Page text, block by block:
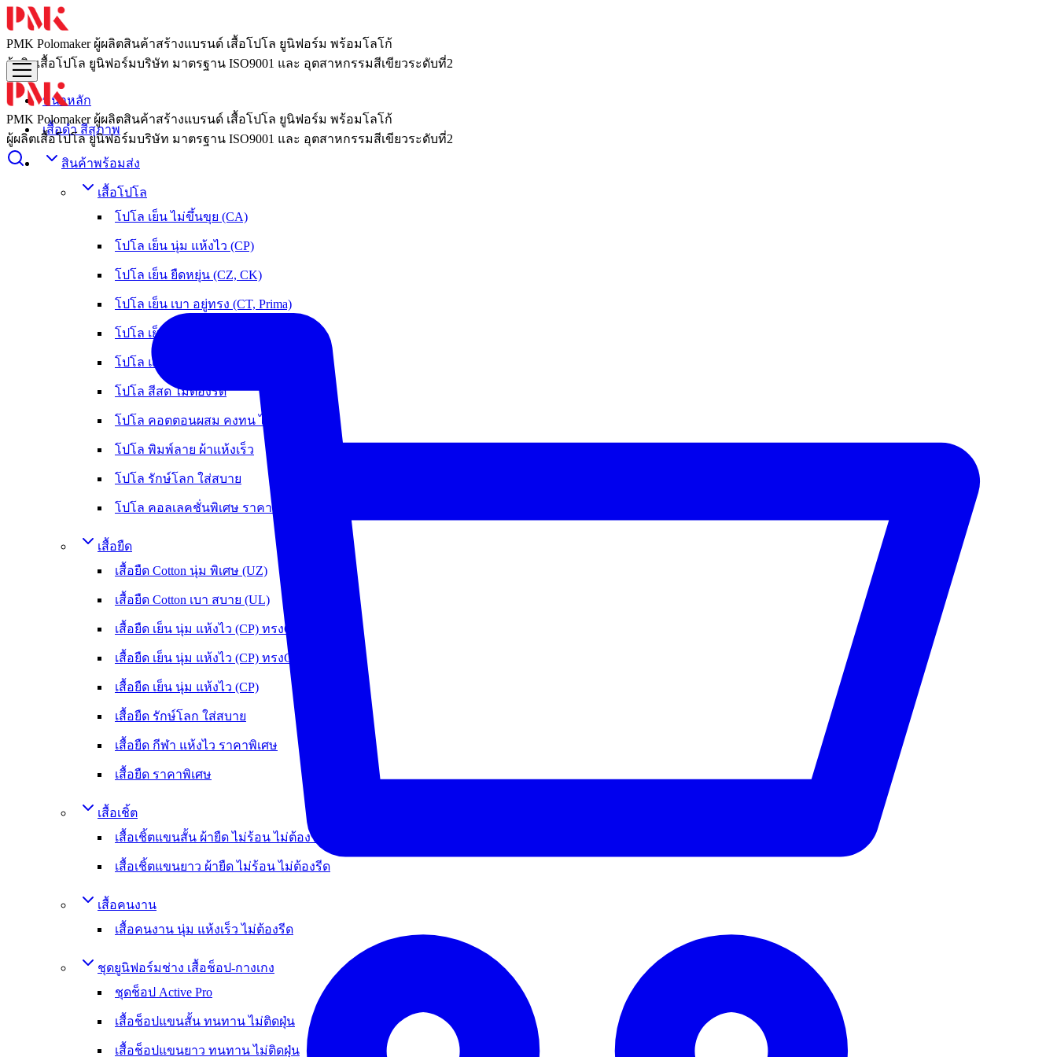
PMK Polomaker ผู้ผลิตสินค้าสร้างแบรนด์ เสื้อโปโล ยูนิฟอร์ม พร้อมโลโก้
ผู้ผลิตเสื้อโปโล ยูนิฟอร์มบริษัท มาตรฐาน ISO9001 และ อุตสาหกรรมสีเขียวระดับที่2
หน้าหลัก
เสื้อดำ สีสุภาพ
สินค้าพร้อมส่ง
เสื้อโปโล
โปโล เย็น ไม่ขึ้นขุย (CA)
โปโล เย็น นุ่ม แห้งไว (CP)
โปโล เย็น ยืดหยุ่น (CZ, CK)
โปโล เย็น เบา อยู่ทรง (CT, Prima)
โปโล เย็น หนานุ่ม ใส่สบาย (OXY)
โปโล แห้งเร็ว ลดกลิ่นอับ (Flexup)
โปโล สีสด ไม่ต้องรีด
โปโล คอตตอนผสม คงทน ไม่หดย้วย
โปโล พิมพ์ลาย ผ้าแห้งเร็ว
โปโล รักษ์โลก ใส่สบาย
โปโล คอลเลคชั่นพิเศษ ราคาพิเศษ
เสื้อยืด
เสื้อยืด Cotton นุ่ม พิเศษ (UZ)
เสื้อยืด Cotton เบา สบาย (UL)
เสื้อยืด เย็น นุ่ม แห้งไว (CP) ทรงOversize
เสื้อยืด เย็น นุ่ม แห้งไว (CP) ทรงCrop
เสื้อยืด เย็น นุ่ม แห้งไว (CP)
เสื้อยืด รักษ์โลก ใส่สบาย
เสื้อยืด กีฬา แห้งไว ราคาพิเศษ
เสื้อยืด ราคาพิเศษ
เสื้อเชิ้ต
เสื้อเชิ้ตแขนสั้น ผ้ายืด ไม่ร้อน ไม่ต้องรีด
เสื้อเชิ้ตแขนยาว ผ้ายืด ไม่ร้อน ไม่ต้องรีด
เสื้อคนงาน
เสื้อคนงาน นุ่ม แห้งเร็ว ไม่ต้องรีด
ชุดยูนิฟอร์มช่าง เสื้อช็อป-กางเกง
ชุดช็อป Active Pro
เสื้อช็อปแขนสั้น ทนทาน ไม่ติดฝุ่น
เสื้อช็อปแขนยาว ทนทาน ไม่ติดฝุ่น
PMK Polomaker ผู้ผลิตสินค้าสร้างแบรนด์ เสื้อโปโล ยูนิฟอร์ม พร้อมโลโก้
ผู้ผลิตเสื้อโปโล ยูนิฟอร์มบริษัท มาตรฐาน ISO9001 และ อุตสาหกรรมสีเขียวระดับที่2